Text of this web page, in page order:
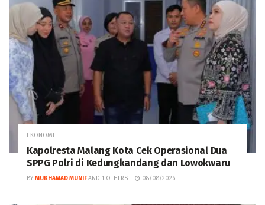
EKONOMI
Kapolresta Malang Kota Cek Operasional Dua
SPPG Polri di Kedungkandang dan Lowokwaru
BY MUKHAMAD MUNIF AND 1 OTHERS 08/08/2026